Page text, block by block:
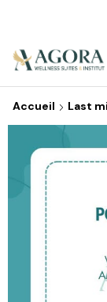
Accueil Last